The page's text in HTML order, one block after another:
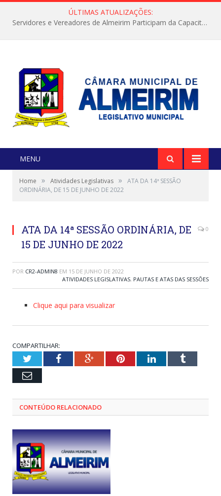
ÚLTIMAS ATUALIZAÇÕES:
Servidores e Vereadores de Almeirim Participam da Capacitação “Orientar é a Nossa Missão”
MENU
Home » Atividades Legislativas »
ATA DA 14ª SESSÃO
ORDINÁRIA, DE 15 DE JUNHO DE 2022
ATA DA 14ª SESSÃO ORDINÁRIA, DE
15 DE JUNHO DE 2022
0
POR CR2-ADMIN8 EM 15 DE JUNHO DE 2022
ATIVIDADES LEGISLATIVAS, PAUTAS E ATAS DAS SESSÕES
Clique aqui para visualizar
COMPARTILHAR:
TwitterFacebookGoogle+PinterestLinkedInTumblr
Email
CONTEÚDO RELACIONADO